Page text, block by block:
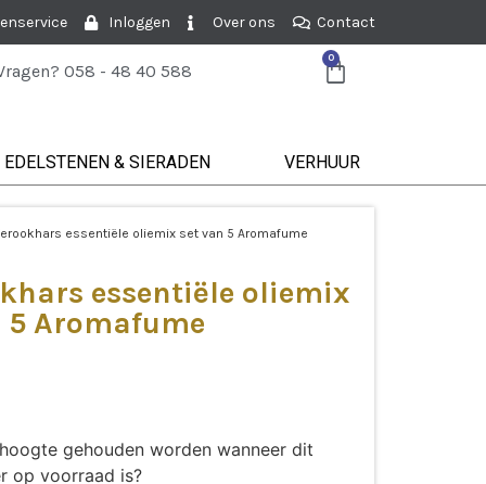
Inloggen Over ons Contact
058 - 48 40 588
0
EDELSTENEN & SIERADEN VERHUUR
essentiële oliemix set van 5 Aromafume
essentiële oliemix
5 Aromafume
gehouden worden wanneer dit
op voorraad is?